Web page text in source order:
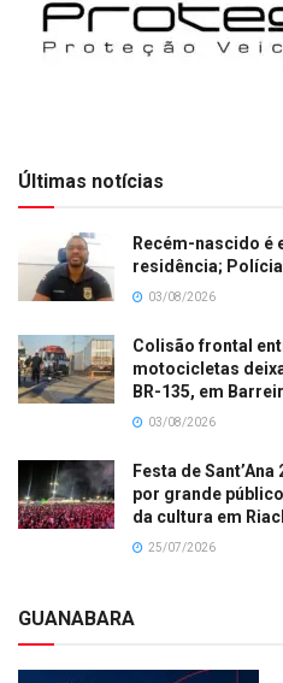
Últimas notícias
Recém-nascido
residência;
03/08/2026
Colisão frontal
motocicletas
BR-135, em
03/08/2026
Festa de
por grande
da cultura em
25/07/2026
GUANABARA